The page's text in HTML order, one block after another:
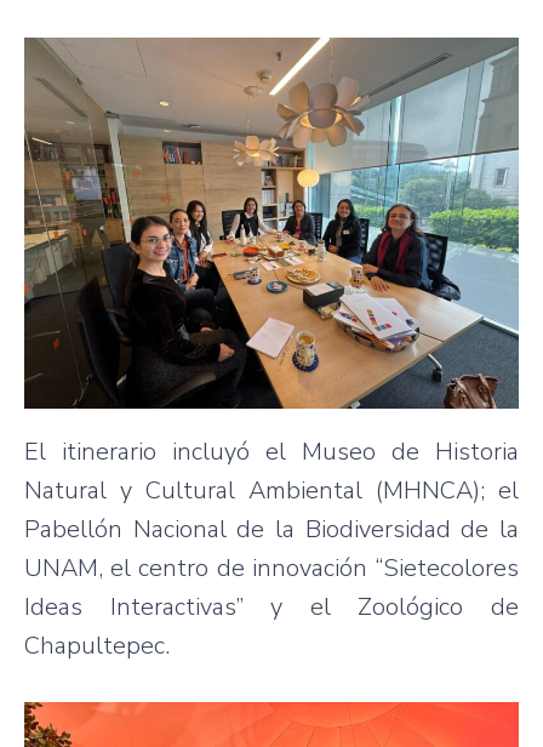
El itinerario incluyó el Museo de Historia
Natural y Cultural Ambiental (MHNCA); el
Pabellón Nacional de la Biodiversidad de la
UNAM, el centro de innovación “Sietecolores
Ideas Interactivas” y el Zoológico de
Chapultepec.